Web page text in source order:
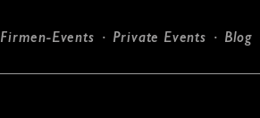
Firmen-Events Private Events Blog